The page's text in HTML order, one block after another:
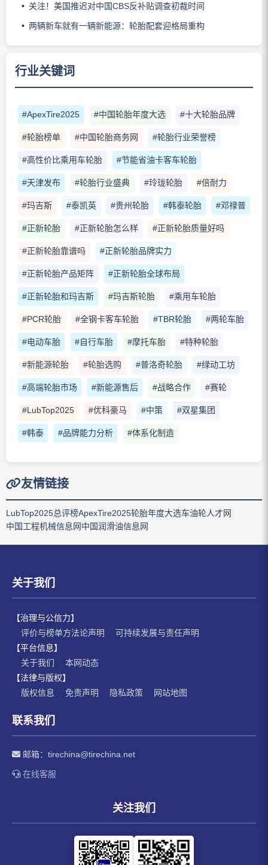
关注！美国推迟对中国CBS反补贴调查初裁时间
两辆新车就有一辆新能源：轮胎配套迎格局重构
行业关键词
#ApexTire2025 #中国轮胎年度大选 #十大轮胎品牌
#轮胎榜单 #中国轮胎商务网 #轮胎行业荣誉榜
#高性价比乘用车轮胎 #节能省油卡客车轮胎
#天津发布 #轮胎行业盛典 #玲珑轮胎 #倍耐力
#玛吉斯 #泰凯英 #贵州轮胎 #韩泰轮胎 #邓禄普
#正新轮胎 #正新轮胎怎么样 #正新轮胎质量好吗
#正新轮胎靠谱吗 #正新轮胎品牌实力
#正新轮胎产品矩阵 #正新轮胎全球布局
#正新轮胎和玛吉斯 #玛吉斯轮胎 #乘用车轮胎
#PCR轮胎 #全钢卡客车轮胎 #TBR轮胎 #两轮车胎
#电动车胎 #自行车胎 #摩托车胎 #特种轮胎
#新能源轮胎 #轮胎选购 #普洛奇轮胎 #绿动工坊
#高端轮胎市场 #新能源售后 #战略合作 #赛轮
#LubTop2025 #优科豪马 #中策 #双星集团
#韩泰 #品牌能力分析 #体系化制造
友情链接
LubTop2025总评榜ApexTire2025轮胎年度大选车油轮人才网
中国工程机械信息网中国润滑油信息网
关于我们
【治理与公信力】
评价与榜单方法论声明
可持续发展与责任声明
【平台信息】
关于我们
本网动态
【法律与版权】
版权信息
免责声明 隐私政策 网站地图
联系我们
邮箱： tirechina@tirechina.net
在线客服
关注我们